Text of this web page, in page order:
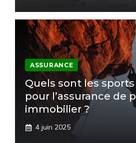
ASSURANCE
Quels sont les
pour l’assurance de
immobilier ?
4 juin 2025